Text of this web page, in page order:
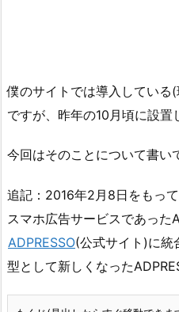
僕のサイトでは導入している
ですが、昨年の10月頃に設置
今回はそのことについて書い
追記：2016年2月8日をもっ
スマホ広告サービスであった
ADPRESSO(公式サイト)に統
型として新しくなった